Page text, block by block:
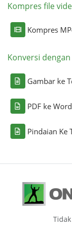
Kompres file
Kompres
Konversi dengan
Gambar ke
PDF ke Word
Pindaian Ke